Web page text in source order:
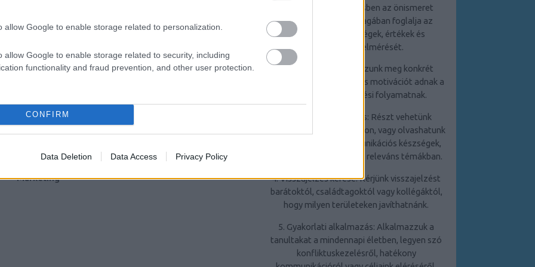
allow Google to enable storage related to personalization.
allow Google to enable storage related to security, including
functionality and fraud prevention, and other user protection.
CONFIRM
Data Deletion Data Access Privacy Policy
Case Study:
Search Visibility
• Real Client
Marketing
személyiségfejlesztésben az önismeret
elmélyítése, amely
magában foglalja az
erősségek,
gyengeségek, értékek és
célkitűzések felmérését.
2. Célkitűzés: Határozzunk meg konkrét
célokat, amelyek irányt és motivációt adnak a
személyiségfejlesztési folyamatnak.
3. Folyamatos tanulás: Részt vehetünk
tréningeken, workshopokon, vagy olvashatunk
szakirodalmat a kommunikációs készségek,
stresszkezelés és egyéb releváns témákban.
4. Visszajelzés kérése: Kérjünk visszajelzést
barátoktól, családtagoktól vagy kollégáktól,
hogy milyen területeken javíthatnánk.
5. Gyakorlati alkalmazás: Alkalmazzuk a
tanultakat a mindennapi életben, legyen szó
konfliktuskezelésről, hatékony